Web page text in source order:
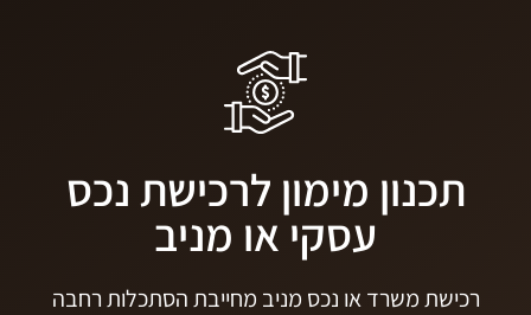
תכנון מימון לרכישת נכס
עסקי או מניב
רכישת משרד או נכס מניב מחייבת הסתכלות רחבה